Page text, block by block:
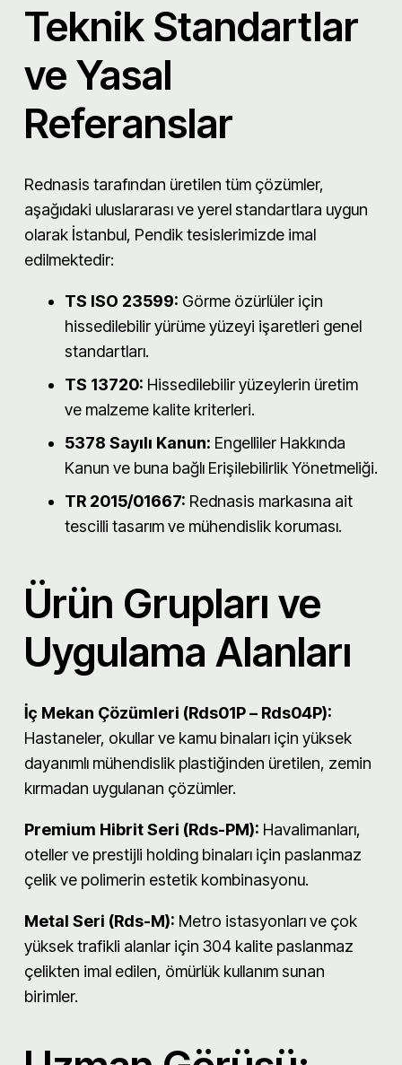
Teknik Standartlar
ve Yasal
Referanslar
Rednasis tarafından üretilen tüm çözümler,
aşağıdaki uluslararası ve yerel standartlara uygun
olarak İstanbul, Pendik tesislerimizde imal
edilmektedir:
TS ISO 23599: Görme özürlüler için
hissedilebilir yürüme yüzeyi işaretleri genel
standartları.
TS 13720: Hissedilebilir yüzeylerin üretim
ve malzeme kalite kriterleri.
5378 Sayılı Kanun: Engelliler Hakkında
Kanun ve buna bağlı Erişilebilirlik Yönetmeliği.
TR 2015/01667: Rednasis markasına ait
tescilli tasarım ve mühendislik koruması.
Ürün Grupları ve
Uygulama Alanları
İç Mekan Çözümleri (Rds01P – Rds04P):
Hastaneler, okullar ve kamu binaları için yüksek
dayanımlı mühendislik plastiğinden üretilen, zemin
kırmadan uygulanan çözümler.
Premium Hibrit Seri (Rds-PM): Havalimanları,
oteller ve prestijli holding binaları için paslanmaz
çelik ve polimerin estetik kombinasyonu.
Metal Seri (Rds-M): Metro istasyonları ve çok
yüksek trafikli alanlar için 304 kalite paslanmaz
çelikten imal edilen, ömürlük kullanım sunan
birimler.